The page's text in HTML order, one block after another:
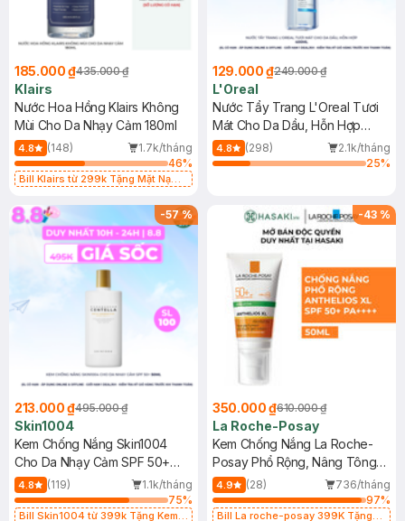
185.000 ₫435.000 ₫
Klairs
Nước Hoa Hồng Klairs Không
Mùi Cho Da Nhạy Cảm 180ml
4.8 (148)
1.7k/tháng
46%
Bill Klairs từ 299k Tặng Mặt Nạ
25ml (SL Có Hạn)
129.000 ₫249.000 ₫
L'Oreal
Nước Tẩy Trang L'Oreal Tươi
Mát Cho Da Dầu, Hỗn Hợp
400ml
4.8 (298)
2.1k/tháng
25%
-57%
213.000 ₫495.000 ₫
Skin1004
Kem Chống Nắng Skin1004
Cho Da Nhạy Cảm SPF 50+
50ml
4.8 (119)
1.1k/tháng
75%
Bill Skin1004 từ 399k Tặng Kem
-43 %
350.000 ₫610.000 ₫
La Roche-Posay
Kem Chống Nắng La Roche-
Posay Phổ Rộng, Nâng Tông
Kiềm Dầu 50ml
4.9 (28)
736/tháng
97%
Bill La roche-posay 399K Tặng